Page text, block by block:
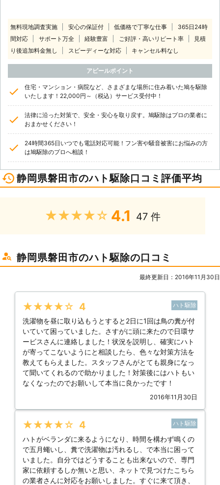
無料現地調査実施 安心の保証付 低価格で丁寧な仕事
365日24時
間対応
サポート万全 経験豊富 ご好評・高いリピート率
見積
り後追加料金無し
スピーディーな対応 キャンセル料なし
アピールポイント
住宅・マンション・病院など、さまざまな場所に住み着いた鳩を駆除
いたします！22,000円～（税込）サービス受付中！
法律に沿った対策で、安全・安心を取り戻す。鳩駆除はプロの業者に
おまかせください！
24時間365日いつでも電話対応可能！フン害や騒音被害にお悩みの方
は鳩駆除のプロへ相談！
静岡県磐田市のハト駆除口コミ評価平均
★★★★★ 4.1 47 件
静岡県磐田市のハト駆除の口コミ
最終更新日：2016年11月30日
★★★★★ 4 ハト駆除
洗濯物を昼に取り込もうとすると2日に1回は鳥の糞が付
いていて困っていました。さすがに頭に来たので日環サ
ービスさんに連絡しました！状況を説明し、確実にハト
が寄ってこないようにと相談したら、色々な対策方法を
教えてもらえました。スタッフさんがとても親身になっ
て聞いてくれるので助かりました！対策後にはハトもい
なくなったのでお願いして本当に良かったです！
2016年11月30日
★★★★★ 4 ハト駆除
ハトがベランダに来るようになり、時間を構わず鳴くの
で五月蠅いし、糞で洗濯物は汚れるし、で本当に困って
いました。自分ではどうすることも出来ないので、専門
家に依頼するしか無いと思い、ネットで見つけたこちら
の業者さんに対応をお願いしました。すぐに来て頂き、